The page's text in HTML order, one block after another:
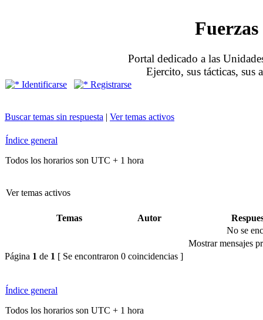
Portal dedicado a las
Ejercito, sus tácticas, sus
Identificarse Registrarse
Buscar temas sin respuesta | Ver temas activos
Índice general
Todos los horarios son UTC + 1 hora
Ver temas activos
Temas Autor
No se
Mostrar mensajes
Página 1 de 1 [ Se encontraron 0 coincidencias ]
Índice general
Todos los horarios son UTC + 1 hora